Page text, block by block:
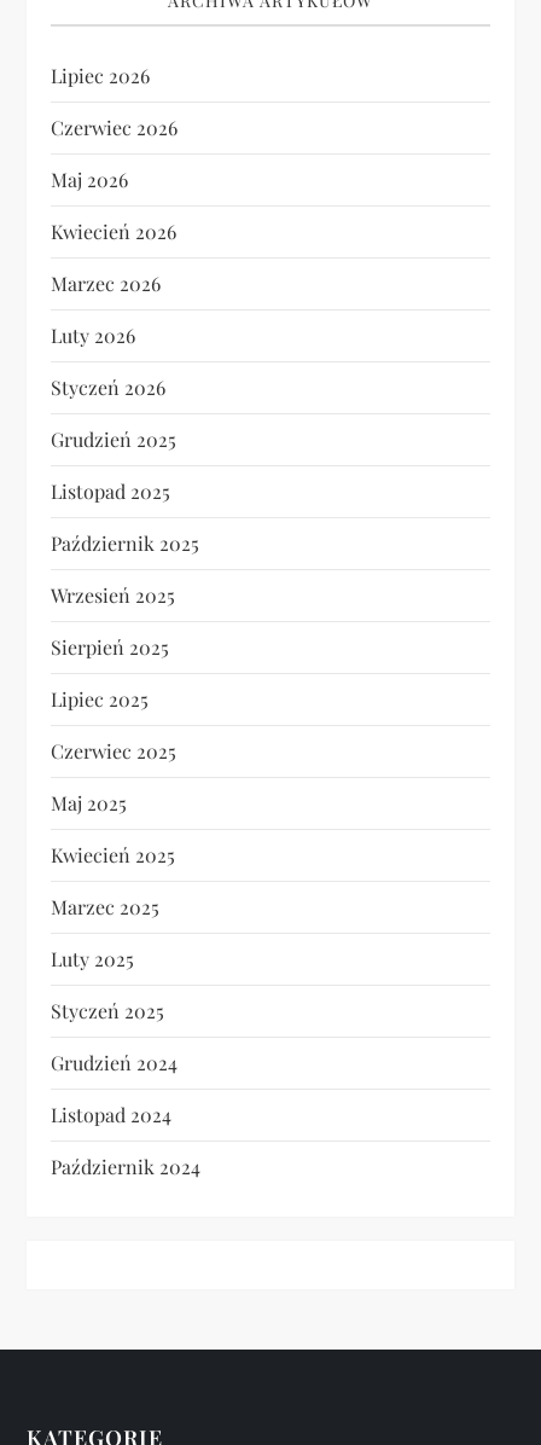
Lipiec 2026
Czerwiec 2026
Maj 2026
Kwiecień 2026
Marzec 2026
Luty 2026
Styczeń 2026
Grudzień 2025
Listopad 2025
Październik 2025
Wrzesień 2025
Sierpień 2025
Lipiec 2025
Czerwiec 2025
Maj 2025
Kwiecień 2025
Marzec 2025
Luty 2025
Styczeń 2025
Grudzień 2024
Listopad 2024
Październik 2024
KATEGORIE